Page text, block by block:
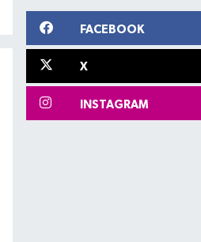
FACEBOOK
X
INSTAGRAM